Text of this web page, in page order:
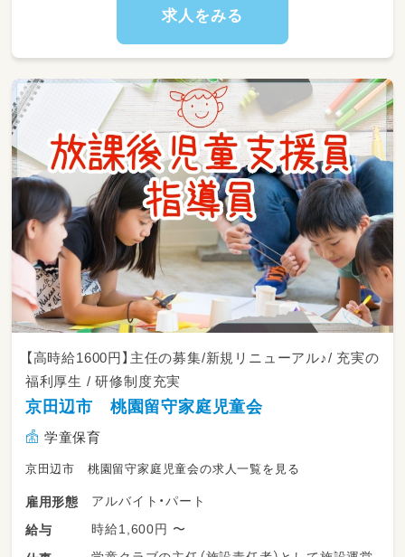
求人をみる
【高時給1600円】主任の募集/新規リニューアル♪/ 充実の
福利厚生 / 研修制度充実
京田辺市 桃園留守家庭児童会
学童保育
京田辺市 桃園留守家庭児童会の求人一覧を見る
雇用形態
アルバイト・パート
給与
時給1,600円 〜